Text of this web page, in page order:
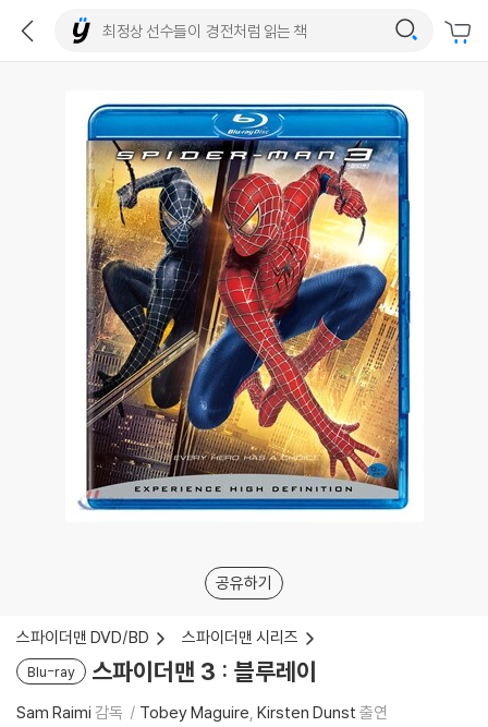
공유하기
스파이더맨 DVD/BD 스파이더맨 시리즈
Blu-ray 스파이더맨 3 : 블루레이
Sam Raimi 감독 Tobey Maguire Kirsten Dunst 출연